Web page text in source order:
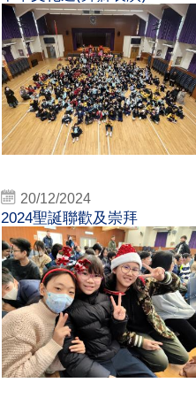
20/12/2024
2024聖誕聯歡及崇拜